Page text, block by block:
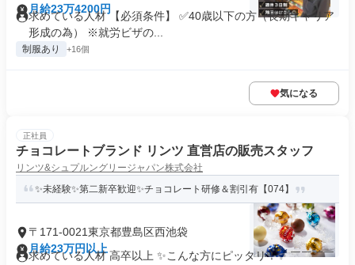
月給23万4200円
求めている人材 【必須条件】 ✅40歳以下の方（長期キャリア
形成の為） ※就労ビザの...
制服あり +16個
気になる
正社員
チョコレートブランド リンツ 直営店の販売スタッフ
リンツ&シュプルングリージャパン株式会社
✨未経験✨第二新卒歓迎✨チョコレート研修＆割引有【074】
〒171-0021東京都豊島区西池袋
月給23万円以上
求めている人材 高卒以上 ✨こんな方にピッタリ！✨ ￣￣￣￣